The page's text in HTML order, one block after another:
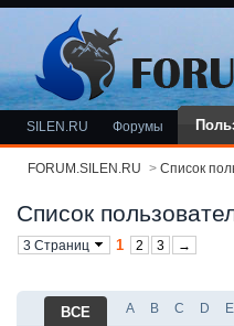
SILEN.RU Форумы
FORUM.SILEN.RU > Список
Список
3 Страниц 1 2 3 →
ВСЕ A B C D E